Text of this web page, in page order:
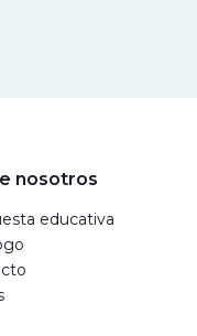
nosotros
educativa